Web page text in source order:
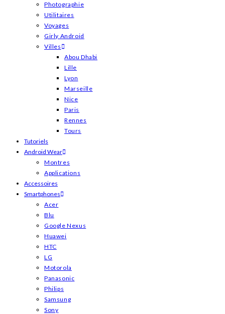
Photographie
Utilitaires
Voyages
Girly Android
Villes
Abou Dhabi
Lille
Lyon
Marseille
Nice
Paris
Rennes
Tours
Tutoriels
Android Wear
Montres
Applications
Accessoires
Smartphones
Acer
Blu
Google Nexus
Huawei
HTC
LG
Motorola
Panasonic
Philips
Samsung
Sony